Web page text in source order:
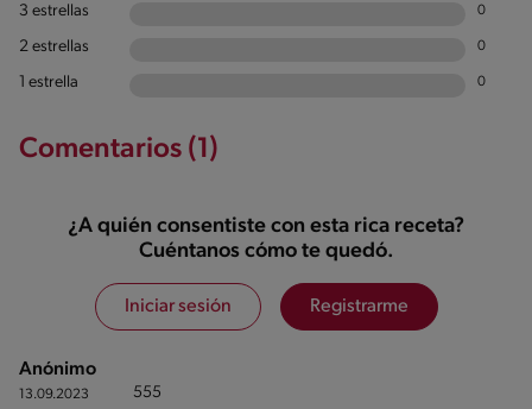
3 estrellas 0
2 estrellas 0
1 estrella 0
Comentarios (1)
¿A quién consentiste con esta rica receta?
Cuéntanos cómo te quedó.
Iniciar sesión Registrarme
Anónimo
13.09.2023 555